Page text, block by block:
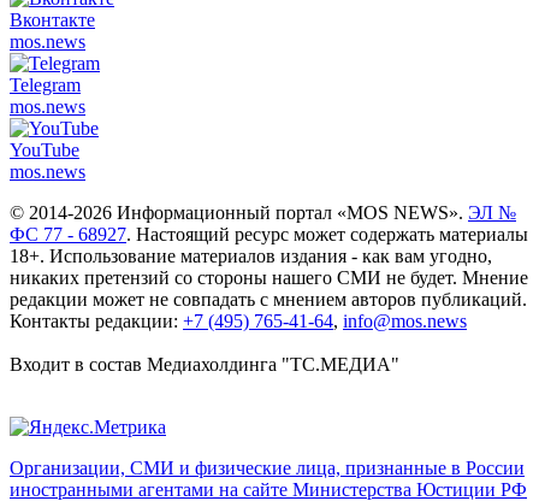
Вконтакте
mos.news
Telegram
mos.news
YouTube
mos.news
© 2014-2026 Информационный портал «MOS NEWS». ЭЛ №
ФС 77 - 68927. Настоящий ресурс может содержать материалы
18+. Использование материалов издания - как вам угодно,
никаких претензий со стороны нашего СМИ не будет. Мнение
редакции может не совпадать с мнением авторов публикаций.
Контакты редакции: +7 (495) 765-41-64, info@mos.news
Входит в состав Медиахолдинга "ТС.МЕДИА"
Организации, СМИ и физические лица, признанные в России
иностранными агентами на сайте Министерства Юстиции РФ